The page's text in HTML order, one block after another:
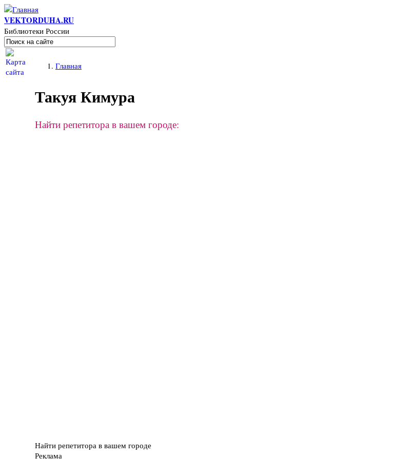
Перейти к основному содержанию
VEKTORDUHA.RU
Библиотеки России
Форма поиска
Поиск
Вы здесьГлавная
Такуя Кимура
Найти репетитора в вашем городе:
Найти репетитора в вашем городе
Реклама